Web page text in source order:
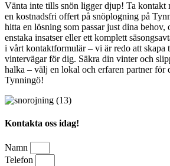
Vänta inte tills snön ligger djup! Ta kontakt
en kostnadsfri offert på snöplogning på
hitta en lösning som passar just dina behov,
enstaka insatser eller ett komplett
i vårt kontaktformulär – vi är redo att skapa
vintervägar för dig. Säkra din vinter och
halka – välj en lokal och erfaren partner för
Tynningö!
Kontakta oss idag!
Namn
Telefon